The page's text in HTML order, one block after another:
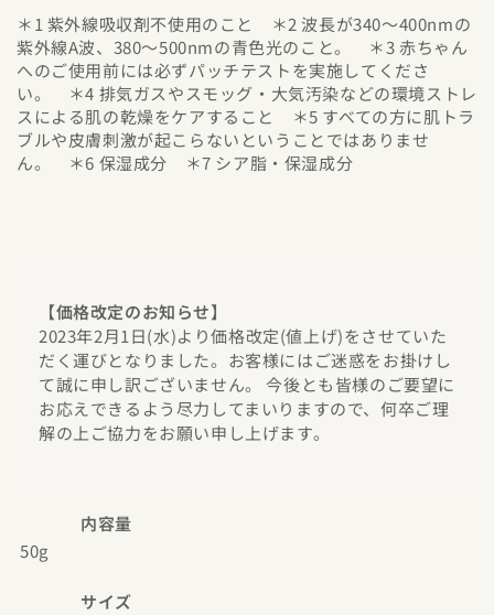
＊1 紫外線吸収剤不使用のこと ＊2 波長が340〜400nmの
紫外線A波、380〜500nmの青色光のこと。 ＊3 赤ちゃん
へのご使用前には必ずパッチテストを実施してくださ
い。 ＊4 排気ガスやスモッグ・大気汚染などの環境ストレ
スによる肌の乾燥をケアすること ＊5 すべての方に肌トラ
ブルや皮膚刺激が起こらないということではありませ
ん。 ＊6 保湿成分 ＊7 シア脂・保湿成分
【価格改定のお知らせ】
2023年2月1日(水)より価格改定(値上げ)をさせていた
だく運びとなりました。お客様にはご迷惑をお掛けし
て誠に申し訳ございません。 今後とも皆様のご要望に
お応えできるよう尽力してまいりますので、何卒ご理
解の上ご協力をお願い申し上げます。
内容量
50g
サイズ